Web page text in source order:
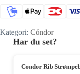
Kategori: Cóndor
Har du set?
Condor Rib